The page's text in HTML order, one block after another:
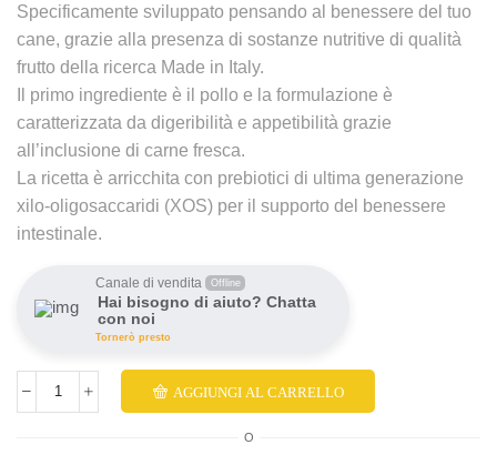
Specificamente sviluppato pensando al benessere del tuo
cane, grazie alla presenza di sostanze nutritive di qualità
frutto della ricerca Made in Italy.
Il primo ingrediente è il pollo e la formulazione è
caratterizzata da digeribilità e appetibilità grazie
all’inclusione di carne fresca.
La ricetta è arricchita con prebiotici di ultima generazione
xilo-oligosaccaridi (XOS) per il supporto del benessere
intestinale.
Canale di vendita Offline
Hai bisogno di aiuto? Chatta
con noi
Tornerò presto
AGGIUNGI AL CARRELLO
O